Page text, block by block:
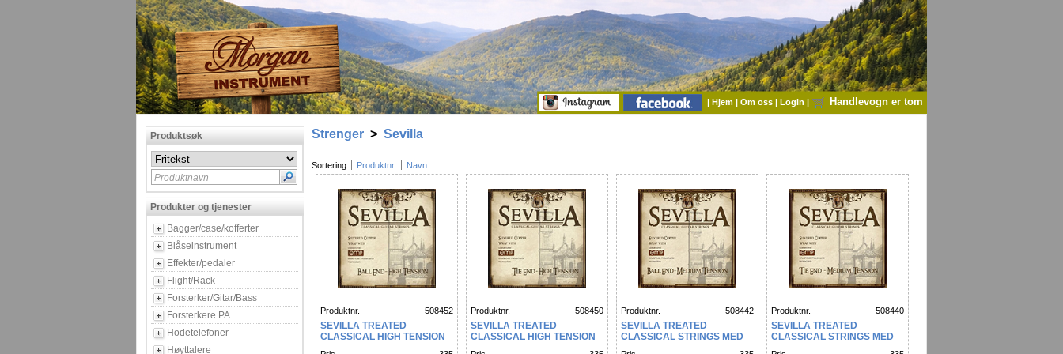
| Hjem | Om oss | Login | Handlevogn er tom
Produktsøk
Produktnavn
Produkter og tjenester
Bagger/case/kofferter
Blåseinstrument
Effekter/pedaler
Flight/Rack
Forsterker/Gitar/Bass
Forsterkere PA
Hodetelefoner
Høyttalere
Strenger > Sevilla
Sortering Produktnr. Navn
Produktnr. 508452
SEVILLA TREATED
CLASSICAL HIGH TENSION
Produktnr. 508450
SEVILLA TREATED
CLASSICAL HIGH TENSION
Produktnr. 508442
SEVILLA TREATED
CLASSICAL STRINGS MED
Produktnr. 508440
SEVILLA TREATED
CLASSICAL STRINGS MED